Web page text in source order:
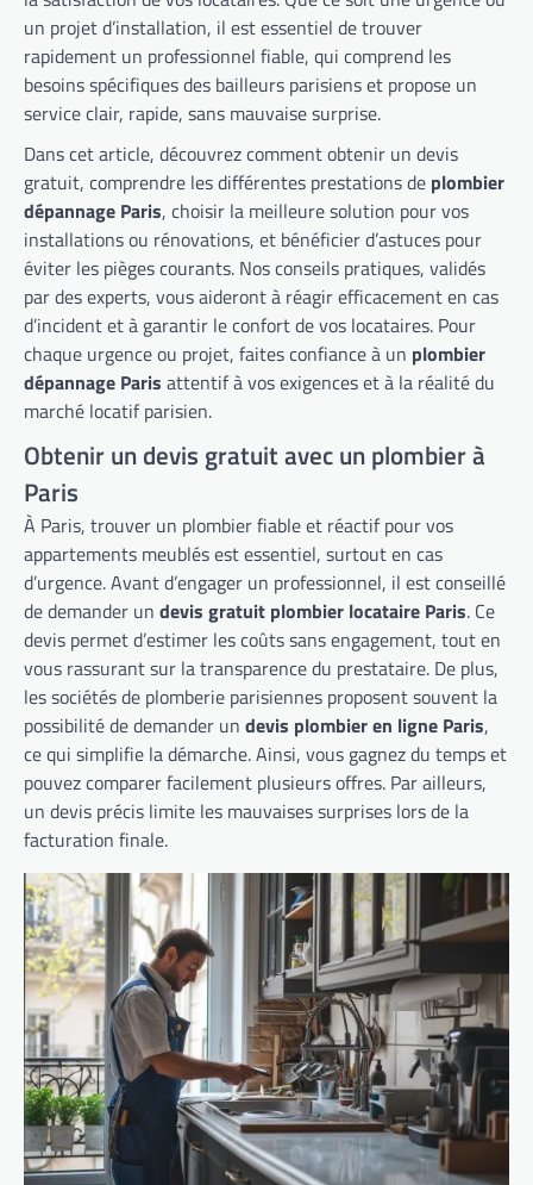
un projet d’installation, il est essentiel de trouver
rapidement un professionnel fiable, qui comprend les
besoins spécifiques des bailleurs parisiens et propose un
service clair, rapide, sans mauvaise surprise.
Dans cet article, découvrez comment obtenir un devis
gratuit, comprendre les différentes prestations de plombier
dépannage Paris, choisir la meilleure solution pour vos
installations ou rénovations, et bénéficier d’astuces pour
éviter les pièges courants. Nos conseils pratiques, validés
par des experts, vous aideront à réagir efficacement en cas
d’incident et à garantir le confort de vos locataires. Pour
chaque urgence ou projet, faites confiance à un plombier
dépannage Paris attentif à vos exigences et à la réalité du
marché locatif parisien.
Obtenir un devis gratuit avec un plombier à
Paris
À Paris, trouver un plombier fiable et réactif pour vos
appartements meublés est essentiel, surtout en cas
d’urgence. Avant d’engager un professionnel, il est conseillé
de demander un devis gratuit plombier locataire Paris. Ce
devis permet d’estimer les coûts sans engagement, tout en
vous rassurant sur la transparence du prestataire. De plus,
les sociétés de plomberie parisiennes proposent souvent la
possibilité de demander un devis plombier en ligne Paris,
ce qui simplifie la démarche. Ainsi, vous gagnez du temps et
pouvez comparer facilement plusieurs offres. Par ailleurs,
un devis précis limite les mauvaises surprises lors de la
facturation finale.